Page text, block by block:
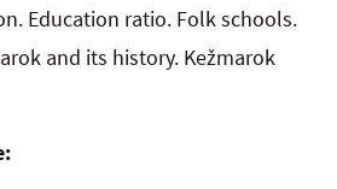
Education ratio. Folk schools.
and its history. Kežmarok